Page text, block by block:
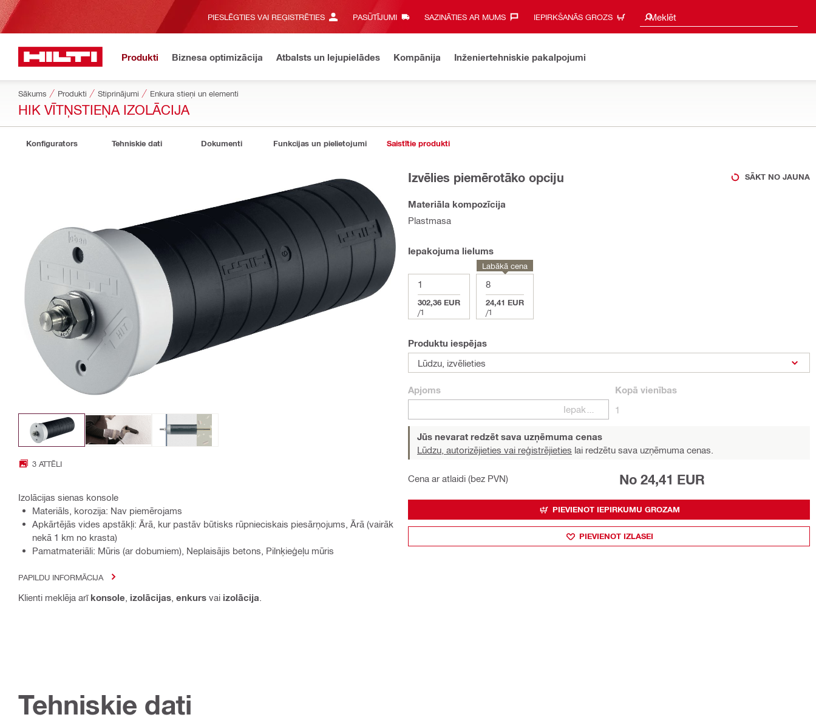
PIESLĒGTIES VAI REĢISTRĒTIES PASŪTĪJUMI SAZINĀTIES AR MUMS‎ IEPIRKŠANĀS GROZS Meklēt
Meklēšanas ieteikumi
Produkti Biznesa optimizācija Atbalsts un lejupielādes Kompānija Inženiertehniskie pakalpojumi
Sākums Produkti Stiprinājumi Enkura stieņi un elementi
HIK VĪTŅSTIEŅA IZOLĀCIJA
Konfigurators Tehniskie dati Dokumenti Funkcijas un pielietojumi Saistītie produkti
3 ATTĒLI
Izolācijas sienas konsole
Materiāls, korozija: Nav piemērojams
Apkārtējās vides apstākļi: Ārā, kur pastāv būtisks rūpnieciskais piesārņojums, Ārā (vairāk
nekā 1 km no krasta)
Pamatmateriāli: Mūris (ar dobumiem), Neplaisājis betons, Pilnķieģeļu mūris
PAPILDU INFORMĀCIJA
Klienti meklēja arī konsole izolācijas enkurs vai izolācija
Izvēlies piemērotāko opciju SĀKT NO JAUNA
Materiāla kompozīcija
Plastmasa
Iepakojuma lielums
1
302,36 EUR
/1
8
24,41 EUR
/1
Labākā cena
Produktu iespējas
Lūdzu, izvēlieties
Apjoms
Kopā vienības
1
Jūs nevarat redzēt sava uzņēmuma cenas
Lūdzu, autorizējieties vai reģistrējieties lai redzētu sava uzņēmuma cenas.
Cena ar atlaidi (bez PVN) No 24,41 EUR
PIEVIENOT IEPIRKUMU GROZAM
PIEVIENOT IZLASEI
Tehniskie dati